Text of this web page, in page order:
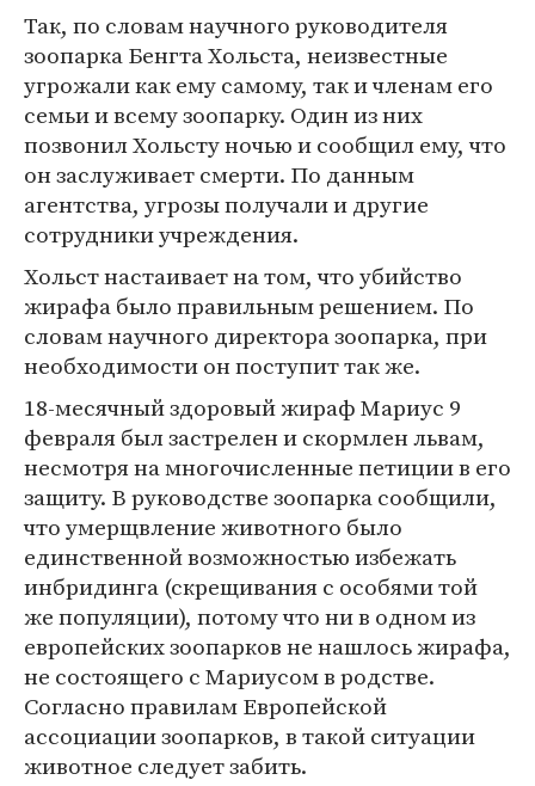
Так, по словам научного руководителя
зоопарка Бенгта Хольста, неизвестные
угрожали как ему самому, так и членам его
семьи и всему зоопарку. Один из них
позвонил Хольсту ночью и сообщил ему, что
он заслуживает смерти. По данным
агентства, угрозы получали и другие
сотрудники учреждения.
Хольст настаивает на том, что убийство
жирафа было правильным решением. По
словам научного директора зоопарка, при
необходимости он поступит так же.
18-месячный здоровый жираф Мариус 9
февраля был застрелен и скормлен львам,
несмотря на многочисленные петиции в его
защиту. В руководстве зоопарка сообщили,
что умерщвление животного было
единственной возможностью избежать
инбридинга (скрещивания с особями той
же популяции), потому что ни в одном из
европейских зоопарков не нашлось жирафа,
не состоящего с Мариусом в родстве.
Согласно правилам Европейской
ассоциации зоопарков, в такой ситуации
животное следует забить.